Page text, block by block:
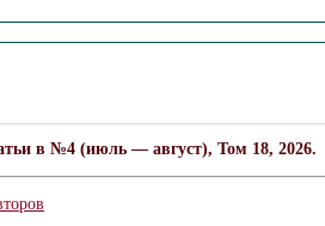
в №4 (июль — август), Том 18, 2026.